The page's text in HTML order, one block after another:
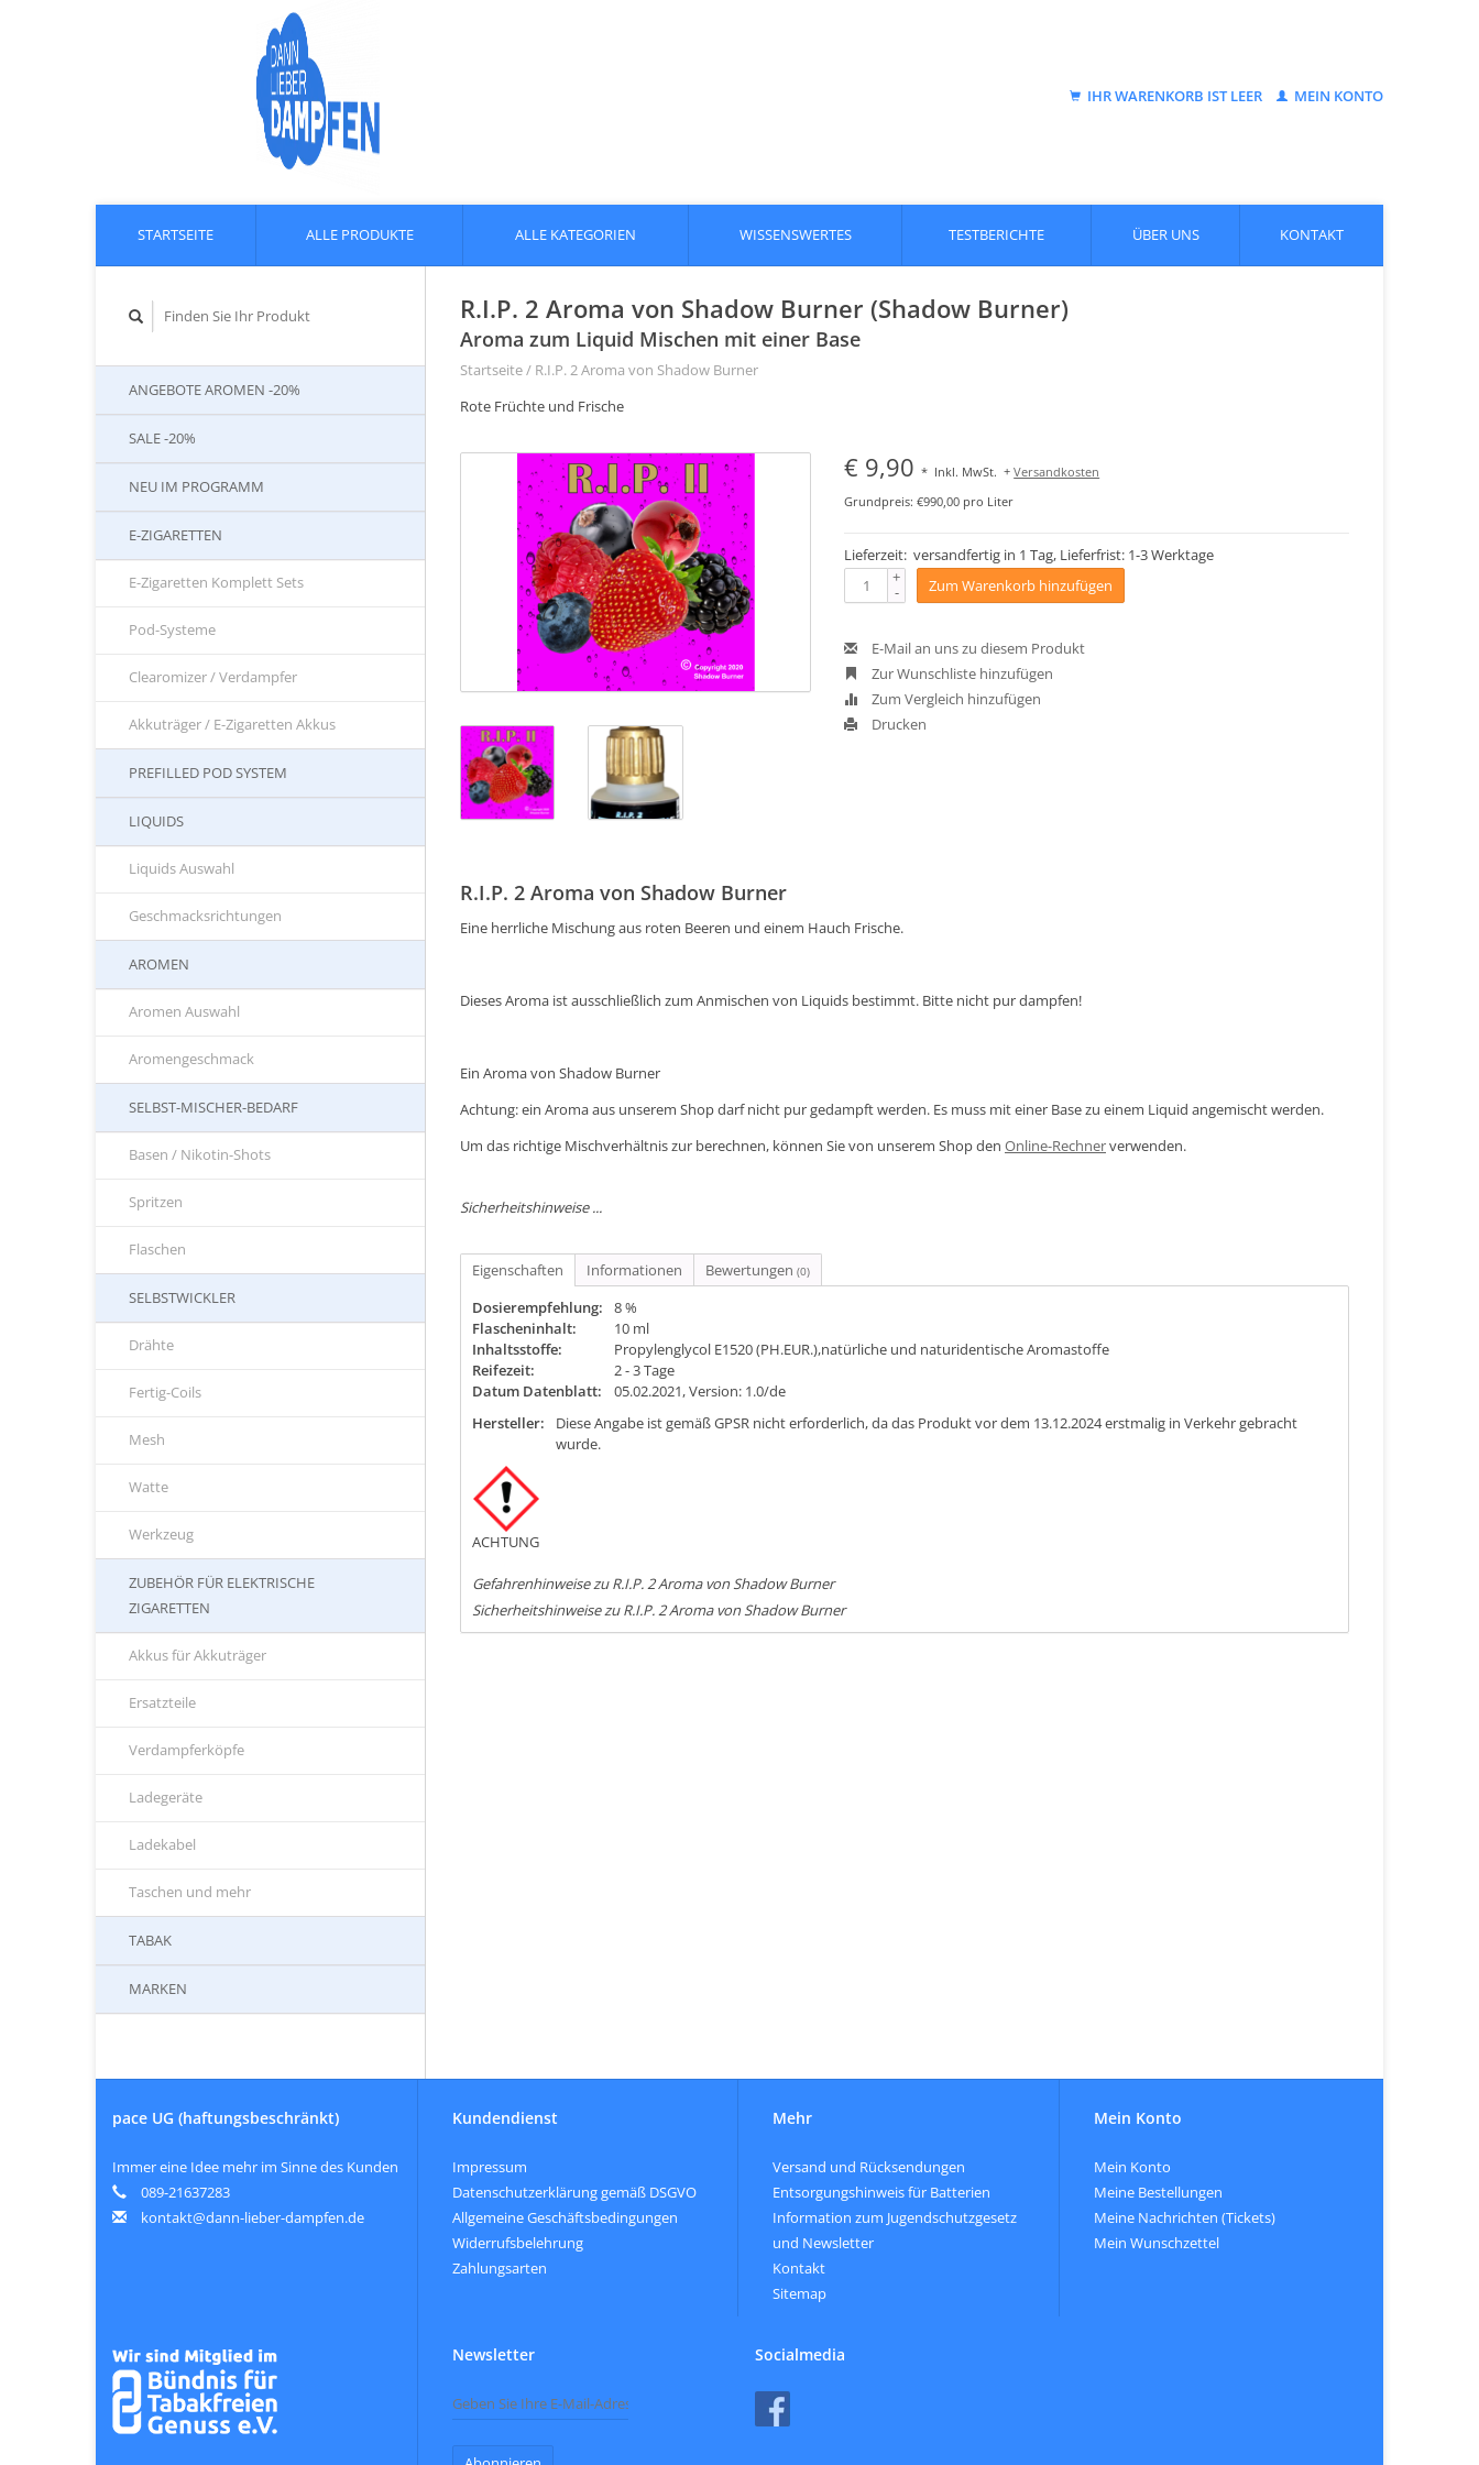
IHR WARENKORB IST LEER MEIN KONTO
STARTSEITE ALLE PRODUKTE ALLE KATEGORIEN WISSENSWERTES TESTBERICHTE ÜBER UNS KONTAKT
ANGEBOTE AROMEN -20%
SALE -20%
NEU IM PROGRAMM
E-ZIGARETTEN
E-Zigaretten Komplett Sets
Pod-Systeme
Clearomizer / Verdampfer
Akkuträger / E-Zigaretten Akkus
PREFILLED POD SYSTEM
LIQUIDS
Liquids Auswahl
Geschmacksrichtungen
AROMEN
Aromen Auswahl
Aromengeschmack
SELBST-MISCHER-BEDARF
Basen / Nikotin-Shots
Spritzen
Flaschen
SELBSTWICKLER
Drähte
Fertig-Coils
Mesh
Watte
Werkzeug
ZUBEHÖR FÜR ELEKTRISCHE
ZIGARETTEN
Akkus für Akkuträger
Ersatzteile
Verdampferköpfe
Ladegeräte
Ladekabel
Taschen und mehr
TABAK
MARKEN
R.I.P. 2 Aroma von Shadow Burner (Shadow Burner)
Aroma zum Liquid Mischen mit einer Base
Startseite/ R.I.P. 2 Aroma von Shadow Burner
Rote Früchte und Frische
€ 9,90* Inkl. MwSt. +Versandkosten
Grundpreis: €990,00 pro Liter
Lieferzeit: versandfertig in 1 Tag, Lieferfrist: 1-3 Werktage
+
- Zum Warenkorb hinzufügen
E-Mail an uns zu diesem Produkt
Zur Wunschliste hinzufügen
Zum Vergleich hinzufügen
Drucken
R.I.P. 2 Aroma von Shadow Burner
Eine herrliche Mischung aus roten Beeren und einem Hauch Frische.
Dieses Aroma ist ausschließlich zum Anmischen von Liquids bestimmt. Bitte nicht pur dampfen!
Ein Aroma von Shadow Burner
Achtung: ein Aroma aus unserem Shop darf nicht pur gedampft werden. Es muss mit einer Base zu einem Liquid angemischt werden.
Um das richtige Mischverhältnis zur berechnen, können Sie von unserem Shop den Online-Rechnerverwenden.
Sicherheitshinweise ...
Eigenschaften Informationen Bewertungen (0)
Dosierempfehlung:
8 %
Flascheninhalt:
10 ml
Inhaltsstoffe:
Propylenglycol E1520 (PH.EUR.),natürliche und naturidentische Aromastoffe
Reifezeit:
2 - 3 Tage
Datum Datenblatt:
05.02.2021, Version: 1.0/de
Hersteller:
Diese Angabe ist gemäß GPSR nicht erforderlich, da das Produkt vor dem 13.12.2024 erstmalig in Verkehr gebracht
wurde.
ACHTUNG
Gefahrenhinweise zu R.I.P. 2 Aroma von Shadow Burner
Sicherheitshinweise zu R.I.P. 2 Aroma von Shadow Burner
pace UG (haftungsbeschränkt)
Immer eine Idee mehr im Sinne des Kunden
089-21637283
kontakt@dann-lieber-dampfen.de
Kundendienst
Impressum
Datenschutzerklärung gemäß DSGVO
Allgemeine Geschäftsbedingungen
Widerrufsbelehrung
Zahlungsarten
Mehr
Versand und Rücksendungen
Entsorgungshinweis für Batterien
Information zum Jugendschutzgesetz
und Newsletter
Kontakt
Sitemap
Mein Konto
Mein Konto
Meine Bestellungen
Meine Nachrichten (Tickets)
Mein Wunschzettel
Newsletter Socialmedia